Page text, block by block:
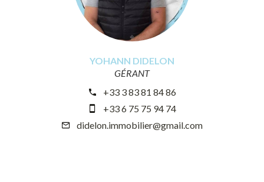
YOHANN DIDELON
GÉRANT
+33 3 83 81 84 86
+33 6 75 75 94 74
didelon.immobilier@gmail.com